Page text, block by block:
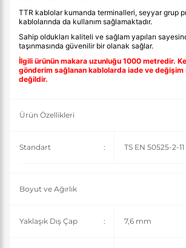
TTR kablolar kumanda terminalleri, seyyar grup
kablolarında da kullanım sağlamaktadır.
Sahip oldukları kaliteli ve sağlam yapıları
taşınmasında güvenilir bir olanak sağlar.
İlgili ürünün makara uzunluğu 1000 metredir.
gönderim sağlanan kablolarda iade ve değişim
değildir.
Ürün Özellikleri
Standart : TS EN 50525-2-11
Boyut ve Ağırlık
Yaklaşık Dış Çap : 7,6 mm